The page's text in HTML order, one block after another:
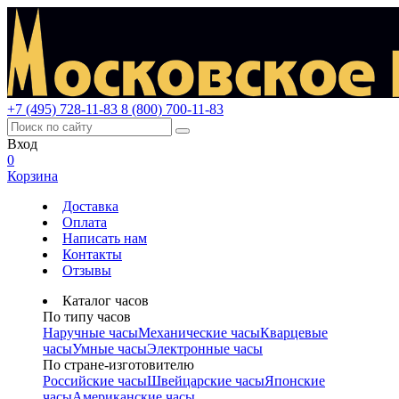
+7 (495) 728-11-83 8 (800) 700-11-83
Вход
0
Корзина
Доставка
Оплата
Написать нам
Контакты
Отзывы
Каталог часов
По типу часов
Наручные часыМеханические часыКварцевые
часыУмные часыЭлектронные часы
По стране-изготовителю
Российские часыШвейцарские часыЯпонские